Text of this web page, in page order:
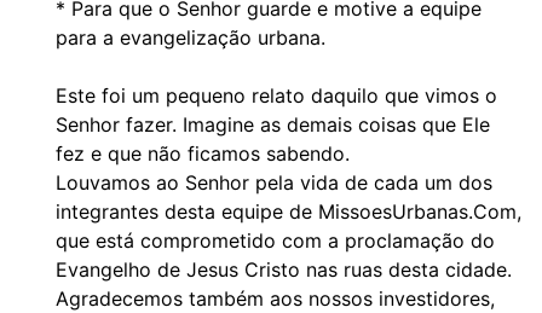
* Para que o Senhor guarde e motive a equipe
para a evangelização urbana.
Este foi um pequeno relato daquilo que vimos o
Senhor fazer. Imagine as demais coisas que Ele
fez e que não ficamos sabendo.
Louvamos ao Senhor pela vida de cada um dos
integrantes desta equipe de MissoesUrbanas.Com,
que está comprometido com a proclamação do
Evangelho de Jesus Cristo nas ruas desta cidade.
Agradecemos também aos nossos investidores,